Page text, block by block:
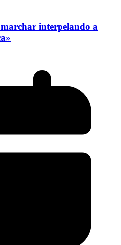
interpelando a